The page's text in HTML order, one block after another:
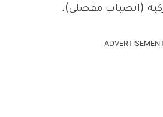
(انصباب مفصلي).
ADVERTISEMENT